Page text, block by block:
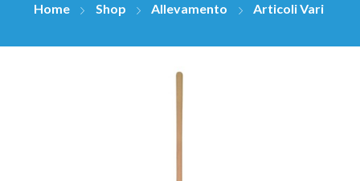
Home Shop Allevamento Articoli Vari